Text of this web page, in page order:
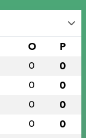
O P
0 0
0 0
0 0
0 0